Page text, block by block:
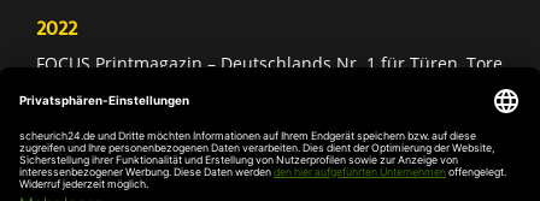
2022
FOCUS Printmagazin – Deutschlands Nr. 1 für Türen, Tore
Deutschland Test – Bester Onlineshop 2022
FOCUS Money – Branchensieger „Rund ums Haus“
DIE WELT – Service-Champion im erlebten Kundenservice
DIE WELT – Branchengewinner Gold-Rang (Türen, Tore &